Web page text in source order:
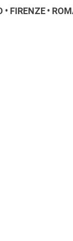
FIRENZE